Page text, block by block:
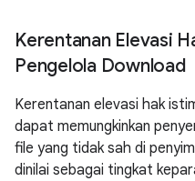
Kerentanan Elevasi
Pengelola Download
Kerentanan elevasi hak
dapat memungkinkan
file yang tidak sah di
dinilai sebagai tingkat